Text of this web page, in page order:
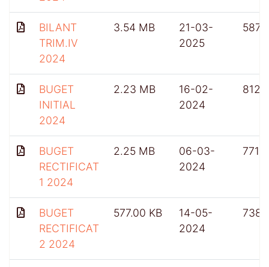
BILANT
TRIM.IV
2024
3.54 MB
21-03-
2025
587
BUGET
INITIAL
2024
2.23 MB
16-02-
2024
812
BUGET
RECTIFICAT
1 2024
2.25 MB
06-03-
2024
771
BUGET
RECTIFICAT
2 2024
577.00 KB
14-05-
2024
738